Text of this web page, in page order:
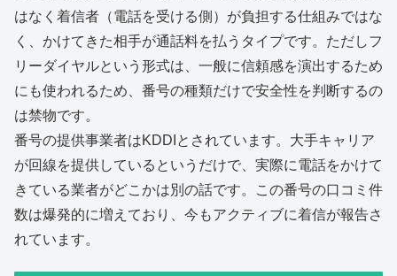
はなく着信者（電話を受ける側）が負担する仕組みではな
く、かけてきた相手が通話料を払うタイプです。ただしフ
リーダイヤルという形式は、一般に信頼感を演出するため
にも使われるため、番号の種類だけで安全性を判断するの
は禁物です。
番号の提供事業者はKDDIとされています。大手キャリア
が回線を提供しているというだけで、実際に電話をかけて
きている業者がどこかは別の話です。この番号の口コミ件
数は爆発的に増えており、今もアクティブに着信が報告さ
れています。